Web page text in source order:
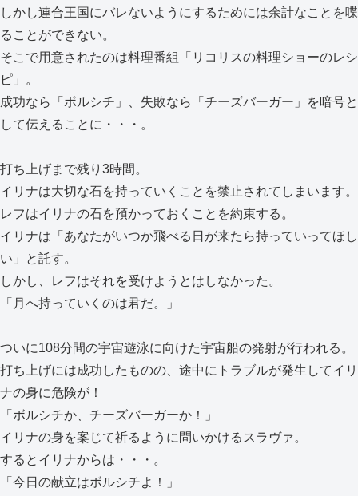
しかし連合王国にバレないようにするためには余計なことを喋
ることができない。
そこで用意されたのは料理番組「リコリスの料理ショーのレシ
ピ」。
成功なら「ボルシチ」、失敗なら「チーズバーガー」を暗号と
して伝えることに・・・。
打ち上げまで残り3時間。
イリナは大切な石を持っていくことを禁止されてしまいます。
レフはイリナの石を預かっておくことを約束する。
イリナは「あなたがいつか飛べる日が来たら持っていってほし
い」と託す。
しかし、レフはそれを受けようとはしなかった。
「月へ持っていくのは君だ。」
ついに108分間の宇宙遊泳に向けた宇宙船の発射が行われる。
打ち上げには成功したものの、途中にトラブルが発生してイリ
ナの身に危険が！
「ボルシチか、チーズバーガーか！」
イリナの身を案じて祈るように問いかけるスラヴァ。
するとイリナからは・・・。
「今日の献立はボルシチよ！」